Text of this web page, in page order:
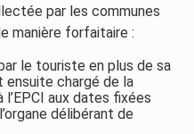
par les communes
manière forfaitaire :
le touriste en plus de sa
ensuite chargé de la
aux dates fixées
délibérant de